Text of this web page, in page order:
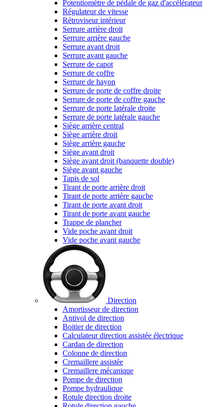
Potentiomètre de pédale de gaz d'accélérateur
Régulateur de vitesse
Rétroviseur intérieur
Serrure arrière droit
Serrure arrière gauche
Serrure avant droit
Serrure avant gauche
Serrure de capot
Serrure de coffre
Serrure de hayon
Serrure de porte de coffre droite
Serrure de porte de coffre gauche
Serrure de porte latérale droite
Serrure de porte latérale gauche
Siège arrière central
Siège arrière droit
Siège arrière gauche
Siège avant droit
Siège avant droit (banquette double)
Siège avant gauche
Tapis de sol
Tirant de porte arrière droit
Tirant de porte arrière gauche
Tirant de porte avant droit
Tirant de porte avant gauche
Trappe de plancher
Vide poche avant droit
Vide poche avant gauche
Direction
Amortisseur de direction
Antivol de direction
Boitier de direction
Calculateur direction assistée électrique
Cardan de direction
Colonne de direction
Cremaillere assistée
Cremaillere mécanique
Pompe de direction
Pompe hydraulique
Rotule direction droite